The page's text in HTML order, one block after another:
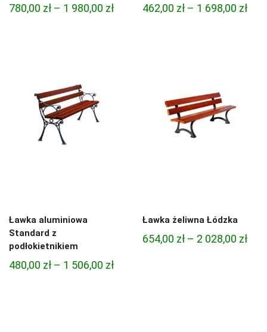
780,00 zł – 1 980,00 złZakres462,00 zł – 1 698,00 zł
Ławka aluminiowa
Standard z
podłokietnikiem
480,00 zł – 1 506,00 złZakres
Ławka żeliwna Łódzka
654,00 zł – 2 028,00 zł